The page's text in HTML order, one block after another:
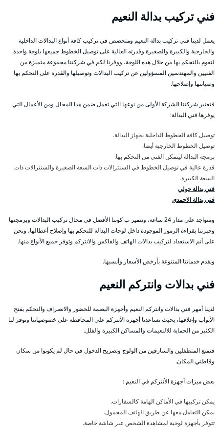
فني تركيب بدالة النعيم
يعمل لدينا فني تركيب بدالة النعيم ومتخصص في تركيب كافة أنواع البدالات الداخلية
والخارجية والكبيرة والصغيرة وقدرته العالية على توصيل الخطوط جميعها بلوحة واحدة
لتقوم بالتحكم بها من خلال هذه اللوحة، ووفرنا لكم في شركتنا مجموعة متميزة من
الفنيين والمهندسين المسؤولين عن تركيب البدالات وتوصيلها والقدرة على التحكم بها
وصيانتها وإصلاحها.
فتعتبر شركتنا الشركة الأولى من نوعها التي تعمل ضمن هذا المجال ومن الأعمال التي
يوفرها فني البدالة:
توصيل كافة الخطوط الداخلية بجهاز البدالة.
توصيل الخطوط الخارجية أيضا.
برمجة البدالة ليتمكن الفني من التحكم بها.
قدرة عالية في توصيل الخطوط في السنترالات ذات السعة الصغيرة والسنترالات ذات
السعة الكبيرة.
فني بدالة حولي
فني بدالة الاحمدي
ومتواجد على مدار 24 ساعة، ونتميز ب كوننا الأفضل في مجال تركيب البدالات وبرمجتها
وخبرتنا بقراءة الرموز الموجودة داخل لوحات البدالة للتحكم بها وإصلاح أعطالها، ونحن
على أتم الاستعداد لتركيب بدالات الهاتف والفاكس والانتركم وتوفر جميع الأنواع منها.
ونقدم خدماتنا المتنوعة بأرخص الأسعار وأنسبها.
فني بدالات وانتركم النعيم
لدينا أمهر فني بدالات وانتركم النعيم وأجهزة البصمة للحضور والانصراف والتحكم بفتح
الأبواب وإغلاقها، بحيث تساعدنا أجهزة الأنتركم على المحافظة على خصوصياتنا وتوفر لنا
الكثير من الحماية للالنعيمات والمساكن الكبيرة والفلل.
فتمنع المتطفلين والسارقين من الولوج وتصريح الدخول في حال لم يكونوا من سكان
وقاطني المكان.
بعض ميزات أجهزة الأنتركم في النعيم :
يمكن تركيبها في الأماكن الهامة كالسفارات.
يمكن التعامل معها عن طريق الهاتف المحمول.
تتوفر بأجهزة لوحية لمشاهدة الشخص عبر شاشة خاصة.